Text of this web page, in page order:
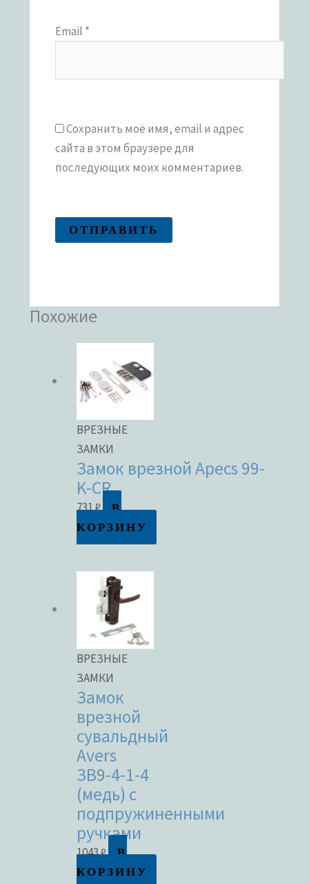
Email *
Сохранить моё имя, email и адрес
сайта в этом браузере для
последующих моих комментариев.
Похожие
ВРЕЗНЫЕ
ЗАМКИ
Замок врезной Apecs 99-
K-CR
731₽
В
КОРЗИНУ
ВРЕЗНЫЕ
ЗАМКИ
Замок
врезной
сувальдный
Avers
ЗВ9-4-1-4
(медь) с
подпружиненными
ручками
1043₽
В
КОРЗИНУ